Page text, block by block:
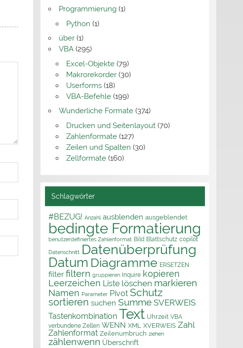
Programmierung(1)
Python (1)
über(1)
VBA(295)
Excel-Objekte (79)
Makrorekorder (30)
Userforms (18)
VBA-Befehle (199)
Wunderliche Formate(374)
Drucken und Seitenlayout (70)
Zahlenformate (127)
Zeilen und Spalten (30)
Zellformate (160)
Schlagwörter
#BEZUG! Anzahl ausblenden ausgeblendet
bedingte Formatierung
benutzerdefiniertes Zahlenformat Bild Blattschutz copilot
Datenschnitt Datenüberprüfung
Datum Diagramme ERSETZEN
filter filtern gruppieren Inquire kopieren
Leerzeichen Liste löschen markieren
Namen Parameter Pivot Schutz
sortieren suchen Summe SVERWEIS
Tastenkombination Text Uhrzeit VBA
verbundene Zellen WENN XML XVERWEIS Zahl
Zahlenformat Zeilenumbruch ziehen
zählenwenn Überschrift